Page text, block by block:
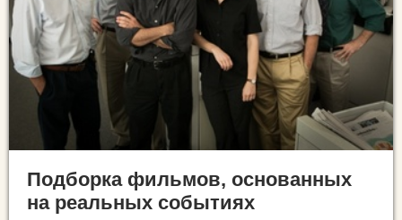
Подборка фильмов, основанных
на реальных событиях